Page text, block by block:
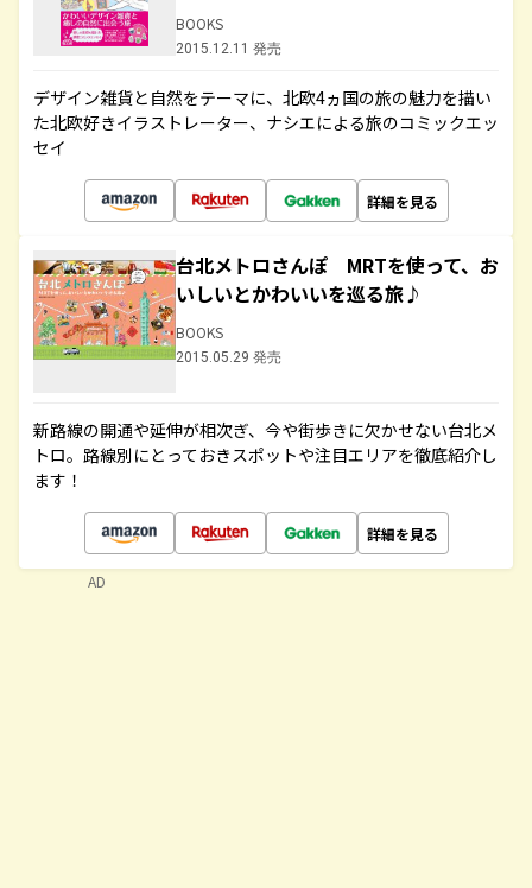
BOOKS
2015.12.11 発売
デザイン雑貨と自然をテーマに、北欧4ヵ国の旅の魅力を描い
た北欧好きイラストレーター、ナシエによる旅のコミックエッ
セイ
詳細を見る
台北メトロさんぽ MRTを使って、お
いしいとかわいいを巡る旅♪
BOOKS
2015.05.29 発売
新路線の開通や延伸が相次ぎ、今や街歩きに欠かせない台北メ
トロ。路線別にとっておきスポットや注目エリアを徹底紹介し
ます！
詳細を見る
AD